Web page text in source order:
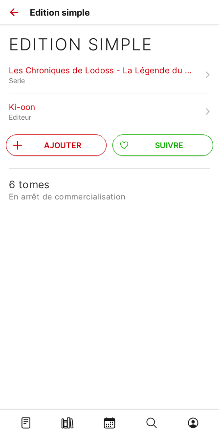
Edition simple
EDITION SIMPLE
Les Chroniques de Lodoss - La Légende du Chevalier Héroique
Serie
Ki-oon
Editeur
AJOUTER SUIVRE
6 tomes
En arrêt de commercialisation